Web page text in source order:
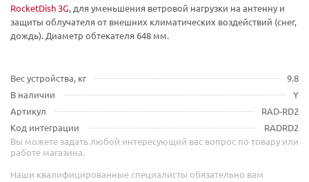
RocketDish 3G, для уменьшения ветровой нагрузки на антенну и
защиты облучателя от внешних климатических воздействий (снег,
дождь). Диаметр обтекателя 648 мм.
Вес устройства, кг
9.8
В наличии
Y
Артикул
RAD-RD2
Код интеграции
RADRD2
Вы можете задать любой интересующий вас вопрос по товару или
работе магазина.
Наши квалифицированные специалисты обязательно вам